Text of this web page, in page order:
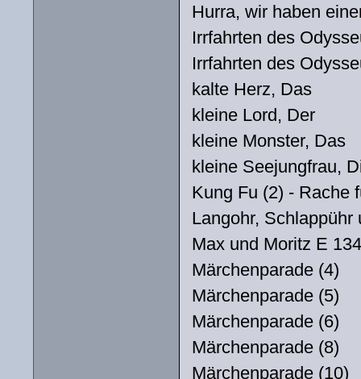
Hurra, wir haben
Irrfahrten des
Irrfahrten des
kalte Herz, Das
kleine Lord, Der
kleine Monster, Das
kleine Seejungfrau,
Kung Fu (2) - Rache
Langohr,
Max und Moritz E 134
Märchenparade (4)
Märchenparade (5)
Märchenparade (6)
Märchenparade (8)
Märchenparade (10)